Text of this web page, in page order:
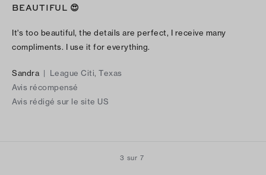
BEAUTIFUL 😍
It's too beautiful, the details are perfect, I receive many
compliments. I use it for everything.
Sandra | League Citi, Texas
Avis récompensé
Avis rédigé sur le site US
3 sur 7